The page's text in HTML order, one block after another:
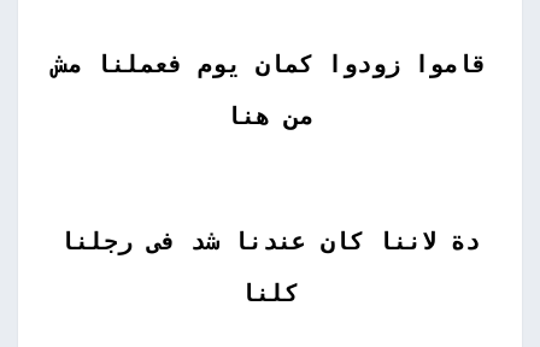
قاموا زودوا كمان يوم فعملنا مش
من هنا
دة لاننا كان عندنا شد فى رجلنا
كلنا